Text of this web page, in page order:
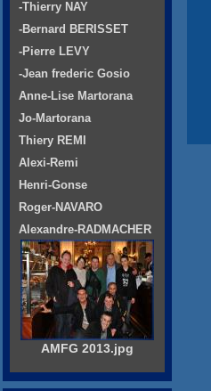
-Thierry NAY
-Bernard BERISSET
-Pierre LEVY
-Jean frederic Gosio
Anne-Lise Martorana
Jo-Martorana
Thiery REMI
Alexi-Remi
Henri-Gonse
Roger-NAVARO
Alexandre-RADMACHER
AMFG 2013.jpg